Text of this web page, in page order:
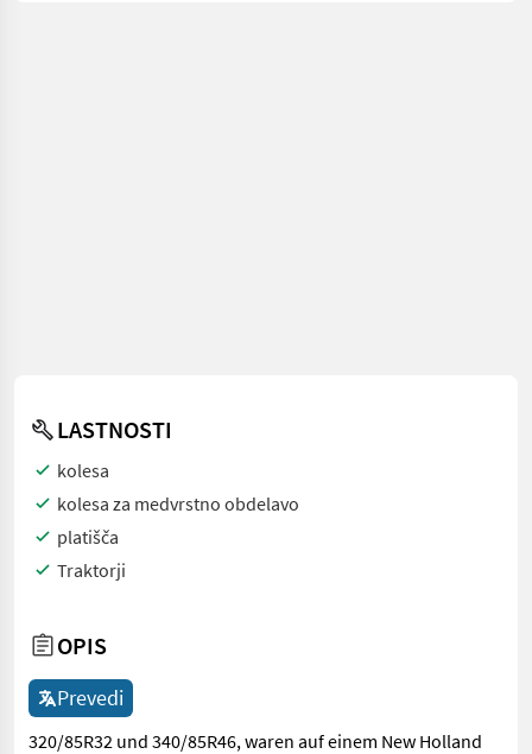
LASTNOSTI
kolesa
kolesa za medvrstno obdelavo
platišča
Traktorji
OPIS
Prevedi
320/85R32 und 340/85R46, waren auf einem New Holland